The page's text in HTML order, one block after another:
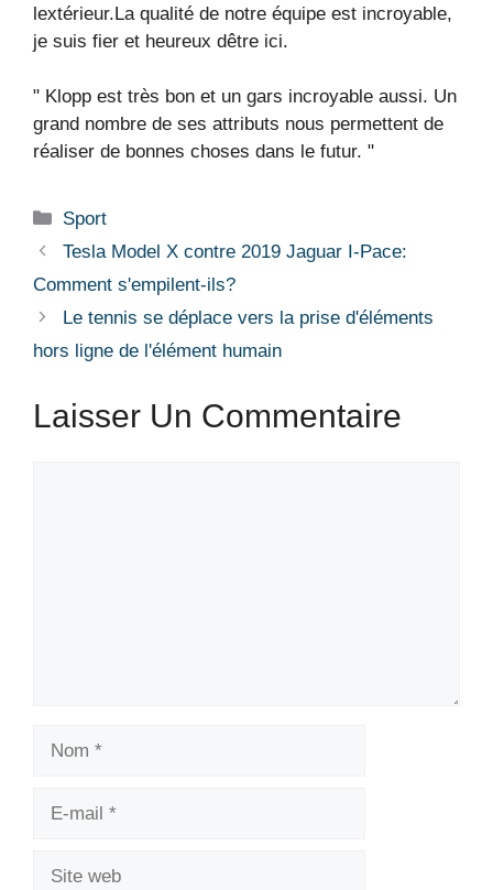
lextérieur.La qualité de notre équipe est incroyable,
je suis fier et heureux dêtre ici.
" Klopp est très bon et un gars incroyable aussi. Un
grand nombre de ses attributs nous permettent de
réaliser de bonnes choses dans le futur. "
Catégories
Sport
Tesla Model X contre 2019 Jaguar I-Pace:
Comment s'empilent-ils?
Le tennis se déplace vers la prise d'éléments
hors ligne de l'élément humain
Laisser Un Commentaire